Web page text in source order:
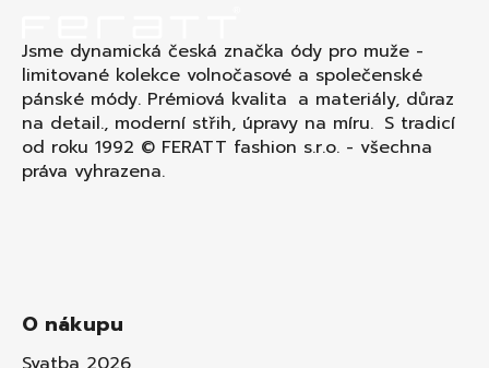
Jsme dynamická česká značka ódy pro muže -
limitované kolekce volnočasové a společenské
pánské módy. Prémiová kvalita a materiály, důraz
na detail., moderní střih, úpravy na míru. S tradicí
od roku 1992 © FERATT fashion s.r.o. - všechna
práva vyhrazena.
O nákupu